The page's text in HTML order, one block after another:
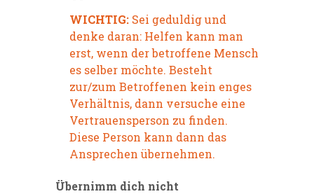
WICHTIG: Sei geduldig und
denke daran: Helfen kann man
erst, wenn der betroffene Mensch
es selber möchte. Besteht
zur/zum Betroffenen kein enges
Verhältnis, dann versuche eine
Vertrauensperson zu finden.
Diese Person kann dann das
Ansprechen übernehmen.
Übernimm dich nicht